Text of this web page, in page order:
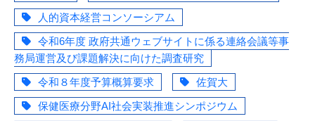
人的資本経営コンソーシアム
令和6年度 政府共通ウェブサイトに係る連絡会議等事
務局運営及び課題解決に向けた調査研究
令和８年度予算概算要求
佐賀大
保健医療分野AI社会実装推進シンポジウム